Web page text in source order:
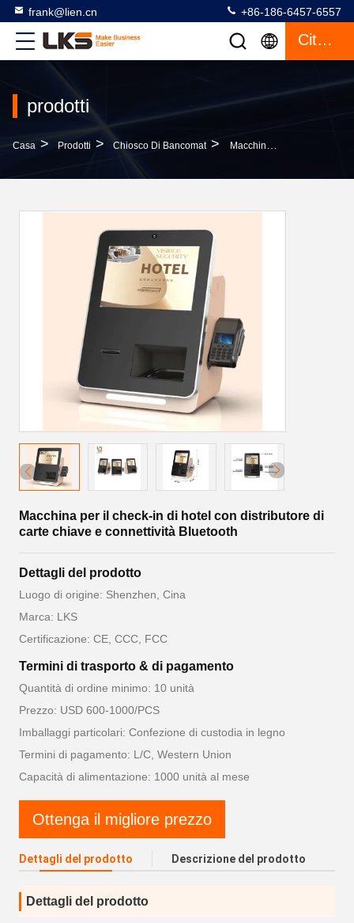
frank@lien.cn +86-186-6457-6557
Citazione
prodotti
Casa > Prodotti > Chiosco Di Bancomat > Macchina Per Il Check-In Di Hotel Con Distributore Di Carte Chiave E Connettività Bluetooth
Macchina per il check-in di hotel con distributore di
carte chiave e connettività Bluetooth
Dettagli del prodotto
Luogo di origine: Shenzhen, Cina
Marca: LKS
Certificazione: CE, CCC, FCC
Termini di trasporto & di pagamento
Quantità di ordine minimo: 10 unità
Prezzo: USD 600-1000/PCS
Imballaggi particolari: Confezione di custodia in legno
Termini di pagamento: L/C, Western Union
Capacità di alimentazione: 1000 unità al mese
Ottenga il migliore prezzo
Dettagli del prodotto Descrizione del prodotto
Dettagli del prodotto